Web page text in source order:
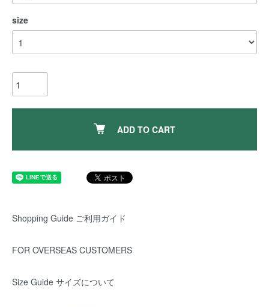
size
ADD TO CART
Shopping Guide ご利用ガイド
FOR OVERSEAS CUSTOMERS
Size Guide サイズについて